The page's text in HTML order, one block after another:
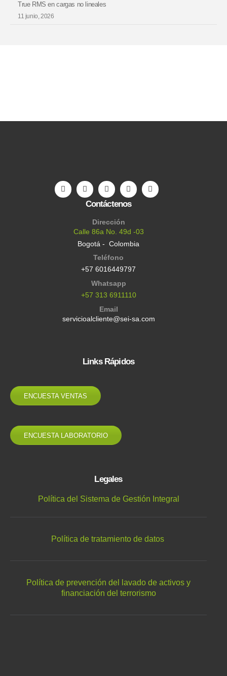
True RMS en cargas no lineales
11 junio, 2026
Contáctenos
Dirección
Calle 86a No. 49d -03
Bogotá - Colombia
Teléfono
+57 6016449797
Whatsapp
+57 313 6911110
Email
servicioalcliente@sei-sa.com
Links Rápidos
ENCUESTA VENTAS
ENCUESTA LABORATORIO
Legales
Política del Sistema de Gestión Integral
Política de tratamiento de datos
Política de prevención del lavado de activos y
financiación del terrorismo